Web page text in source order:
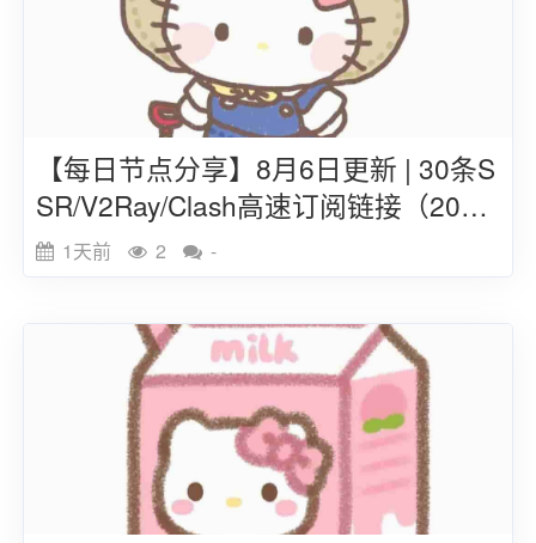
【每日节点分享】8月6日更新 | 30条S
SR/V2Ray/Clash高速订阅链接（202
6）1天前 2 -